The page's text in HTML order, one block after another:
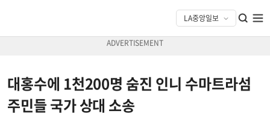
대홍수에 1천200명 숨진 인니 수마트라섬
주민들 국가 상대 소송